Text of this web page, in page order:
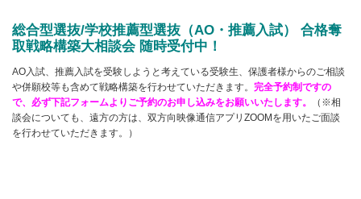
総合型選抜/学校推薦型選抜（AO・推薦入試） 合格奪
取戦略構築大相談会 随時受付中！
AO入試、推薦入試を受験しようと考えている受験生、保護者様からのご相談
や併願校等も含めて戦略構築を行わせていただきます。 完全予約制ですの
で、必ず下記フォームよりご予約のお申し込みをお願いいたします。
（※相
談会についても、遠方の方は、双方向映像通信アプリZOOMを用いたご面談
を行わせていただきます。）